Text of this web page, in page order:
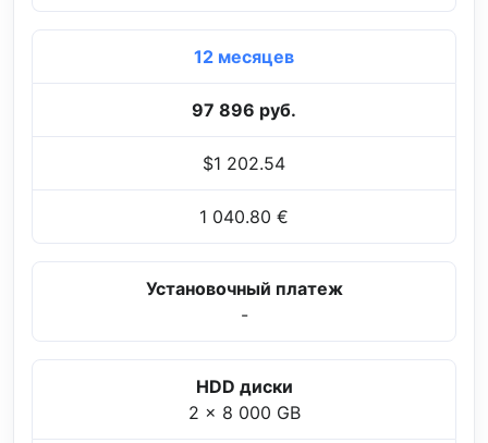
12 месяцев
97 896 руб.
$1 202.54
1 040.80 €
Установочный платеж
-
HDD диски
2 x 8 000 GB